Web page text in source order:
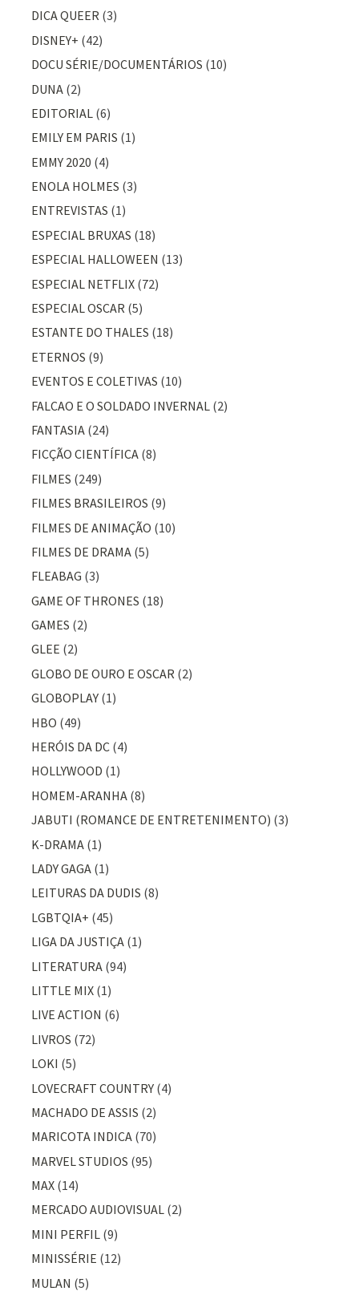
DICA QUEER (3)
DISNEY+ (42)
DOCU SÉRIE/DOCUMENTÁRIOS (10)
DUNA (2)
EDITORIAL (6)
EMILY EM PARIS (1)
EMMY 2020 (4)
ENOLA HOLMES (3)
ENTREVISTAS (1)
ESPECIAL BRUXAS (18)
ESPECIAL HALLOWEEN (13)
ESPECIAL NETFLIX (72)
ESPECIAL OSCAR (5)
ESTANTE DO THALES (18)
ETERNOS (9)
EVENTOS E COLETIVAS (10)
FALCAO E O SOLDADO INVERNAL (2)
FANTASIA (24)
FICÇÃO CIENTÍFICA (8)
FILMES (249)
FILMES BRASILEIROS (9)
FILMES DE ANIMAÇÃO (10)
FILMES DE DRAMA (5)
FLEABAG (3)
GAME OF THRONES (18)
GAMES (2)
GLEE (2)
GLOBO DE OURO E OSCAR (2)
GLOBOPLAY (1)
HBO (49)
HERÓIS DA DC (4)
HOLLYWOOD (1)
HOMEM-ARANHA (8)
JABUTI (ROMANCE DE ENTRETENIMENTO) (3)
K-DRAMA (1)
LADY GAGA (1)
LEITURAS DA DUDIS (8)
LGBTQIA+ (45)
LIGA DA JUSTIÇA (1)
LITERATURA (94)
LITTLE MIX (1)
LIVE ACTION (6)
LIVROS (72)
LOKI (5)
LOVECRAFT COUNTRY (4)
MACHADO DE ASSIS (2)
MARICOTA INDICA (70)
MARVEL STUDIOS (95)
MAX (14)
MERCADO AUDIOVISUAL (2)
MINI PERFIL (9)
MINISSÉRIE (12)
MULAN (5)